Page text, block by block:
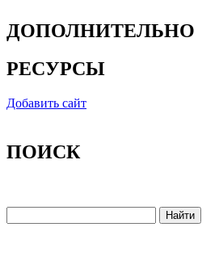
ДОПОЛНИТЕЛЬНО
РЕСУРСЫ
Добавить сайт
ПОИСК